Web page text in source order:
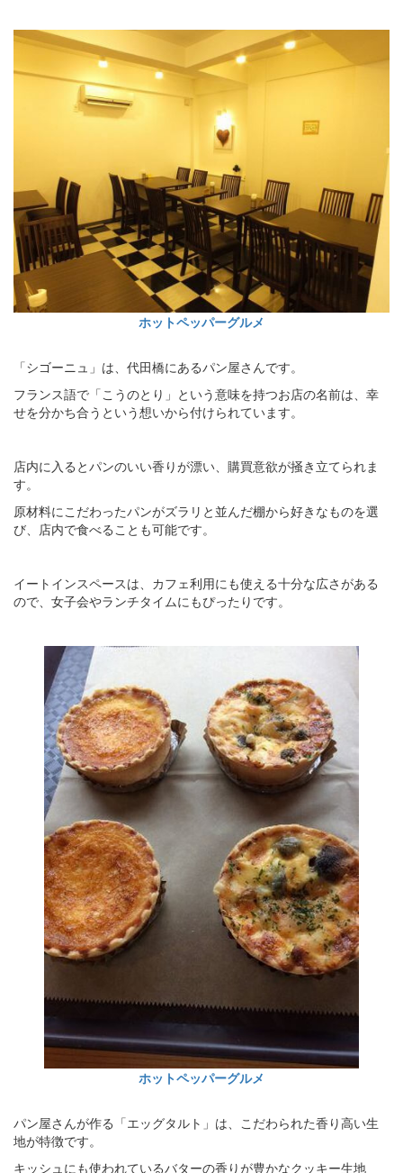
ホットペッパーグルメ
「シゴーニュ」は、代田橋にあるパン屋さんです。
フランス語で「こうのとり」という意味を持つお店の名前は、幸
せを分かち合うという想いから付けられています。
店内に入るとパンのいい香りが漂い、購買意欲が掻き立てられま
す。
原材料にこだわったパンがズラリと並んだ棚から好きなものを選
び、店内で食べることも可能です。
イートインスペースは、カフェ利用にも使える十分な広さがある
ので、女子会やランチタイムにもぴったりです。
ホットペッパーグルメ
パン屋さんが作る「エッグタルト」は、こだわられた香り高い生
地が特徴です。
キッシュにも使われているバターの香りが豊かなクッキー生地